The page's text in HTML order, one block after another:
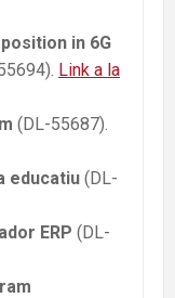
in 6G
Link a la
(DL-55687).
educatiu (DL-
ERP (DL-